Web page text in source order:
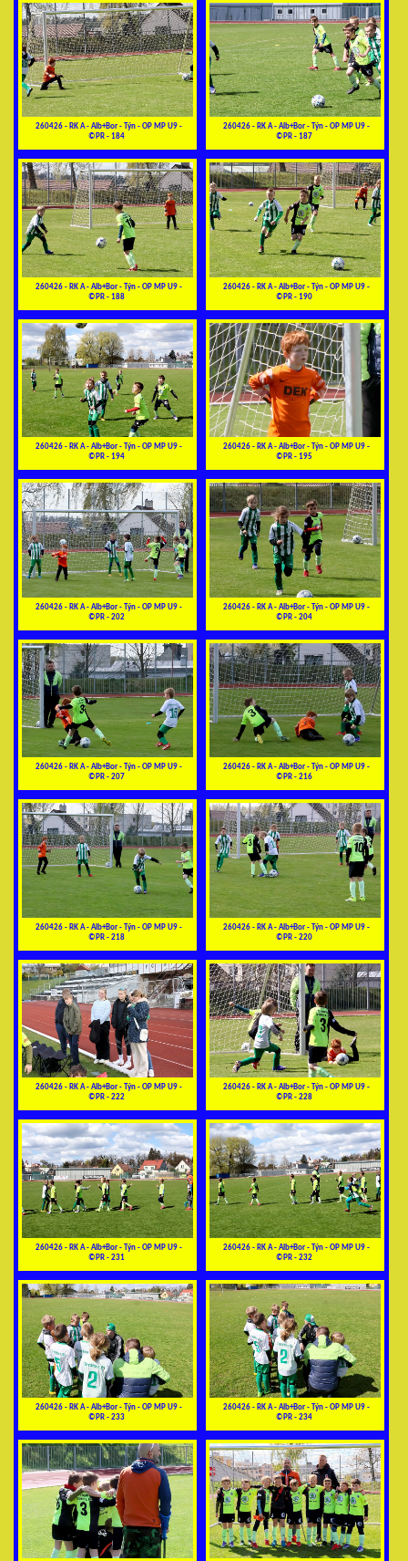
260426 - RK A - Alb+Bor - Týn - OP MP U9 -
©PR - 184
260426 - RK A - Alb+Bor - Týn - OP MP U9 -
©PR - 187
260426 - RK A - Alb+Bor - Týn - OP MP U9 -
©PR - 188
260426 - RK A - Alb+Bor - Týn - OP MP U9 -
©PR - 190
260426 - RK A - Alb+Bor - Týn - OP MP U9 -
©PR - 194
260426 - RK A - Alb+Bor - Týn - OP MP U9 -
©PR - 195
260426 - RK A - Alb+Bor - Týn - OP MP U9 -
©PR - 202
260426 - RK A - Alb+Bor - Týn - OP MP U9 -
©PR - 204
260426 - RK A - Alb+Bor - Týn - OP MP U9 -
©PR - 207
260426 - RK A - Alb+Bor - Týn - OP MP U9 -
©PR - 216
260426 - RK A - Alb+Bor - Týn - OP MP U9 -
©PR - 218
260426 - RK A - Alb+Bor - Týn - OP MP U9 -
©PR - 220
260426 - RK A - Alb+Bor - Týn - OP MP U9 -
©PR - 222
260426 - RK A - Alb+Bor - Týn - OP MP U9 -
©PR - 228
260426 - RK A - Alb+Bor - Týn - OP MP U9 -
©PR - 231
260426 - RK A - Alb+Bor - Týn - OP MP U9 -
©PR - 232
260426 - RK A - Alb+Bor - Týn - OP MP U9 -
©PR - 233
260426 - RK A - Alb+Bor - Týn - OP MP U9 -
©PR - 234